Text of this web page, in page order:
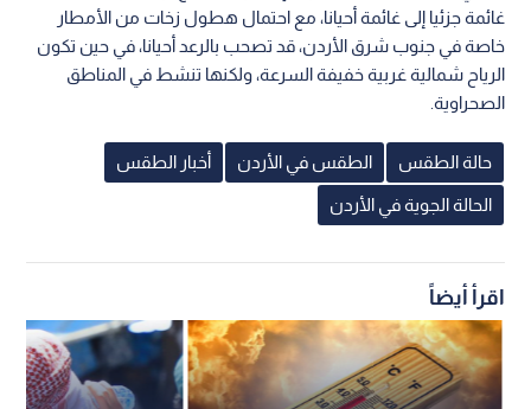
غائمة جزئيا إلى غائمة أحيانا، مع احتمال هطول زخات من الأمطار
خاصة في جنوب شرق الأردن، قد تصحب بالرعد أحيانا، في حين تكون
الرياح شمالية غربية خفيفة السرعة، ولكنها تنشط في المناطق
الصحراوية.
حالة الطقس الطقس في الأردن أخبار الطقس
الحالة الجوية في الأردن
اقرأ أيضاً